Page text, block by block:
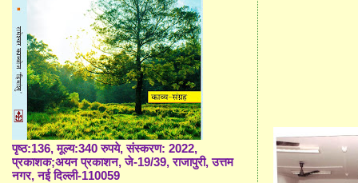
पृष्ठ:136, मूल्य:340 रुपये, संस्करण: 2022,
प्रकाशक;अयन प्रकाशन, जे-19/39, राजापुरी, उत्तम
नगर, नई दिल्ली-110059